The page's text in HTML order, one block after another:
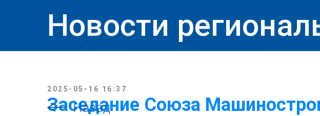
Новости
Назад
2025-05-16 16:37
Заседание Союза